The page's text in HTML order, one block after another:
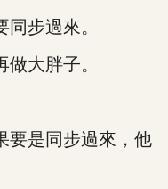
步過來。
大胖子。
是同步過來，他